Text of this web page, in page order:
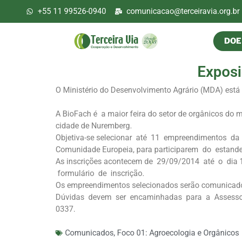
+55 11 99526-0940 comunicacao@terceiravia.org.br
O Ministério do Desenvolvimento Agrário (MDA)
A BioFach é a maior feira do setor de orgânicos do
cidade de Nuremberg.
Objetiva-se selecionar até 11 empreendimentos
Comunidade Europeia, para participarem do
As inscrições acontecem de 29/09/2014 até o dia
formulário de inscrição.
Os empreendimentos selecionados serão
Dúvidas devem ser encaminhadas para a
0337.
Comunicados, Foco 01: Agroecologia e Orgânicos